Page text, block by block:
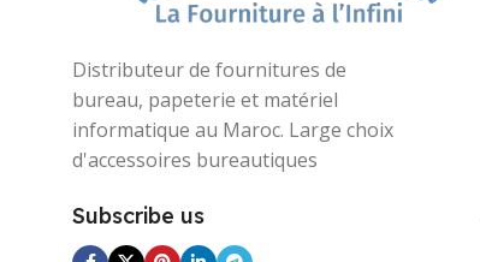
Distributeur de fournitures de
bureau, papeterie et matériel
informatique au Maroc. Large choix
d'accessoires bureautiques
Subscribe us